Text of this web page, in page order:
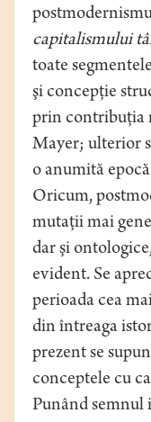
capitalismului
toate
şi concepţie
prin contribuţia
Mayer; ulterior
o anumită
Oricum,
mutaţii mai
dar şi
evident. Se
perioada cea
din întreaga
prezent se
conceptele cu
Punând semnul